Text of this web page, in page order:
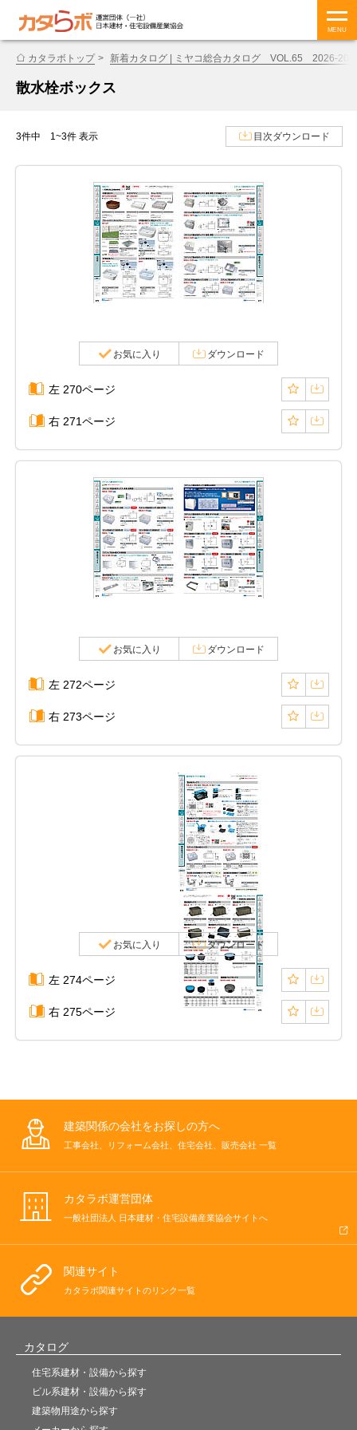
MENU
カタラボトップ 新着カタログ | ミヤコ総合カタログ VOL.65 2026-
散水栓ボックス
3件中 1~3件 表示 目次ダウンロード
お気に入り ダウンロード
左 270ページ
右 271ページ
お気に入り ダウンロード
左 272ページ
右 273ページ
お気に入り ダウンロード
左 274ページ
右 275ページ
建築関係の会社をお探しの方へ
工事会社、リフォーム会社、住宅会社、販売会社 一覧
カタラボ運営団体
一般社団法人 日本建材・住宅設備産業協会サイトへ
関連サイト
カタラボ関連サイトのリンク一覧
カタログ
住宅系建材・設備から探す
ビル系建材・設備から探す
建築物用途から探す